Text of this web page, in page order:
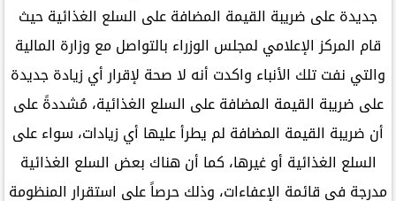
جديدة على ضريبة القيمة المضافة على السلع الغذائية حيث
قام المركز الإعلامي لمجلس الوزراء بالتواصل مع وزارة المالية
والتي نفت تلك الأنباء واكدت أنه لا صحة لإقرار أي زيادة جديدة
على ضريبة القيمة المضافة على السلع الغذائية، مُشددةً على
أن ضريبة القيمة المضافة لم يطرأ عليها أي زيادات، سواء على
السلع الغذائية أو غيرها، كما أن هناك بعض السلع الغذائية
مدرجة في قائمة الإعفاءات، وذلك حرصاً على استقرار المنظومة